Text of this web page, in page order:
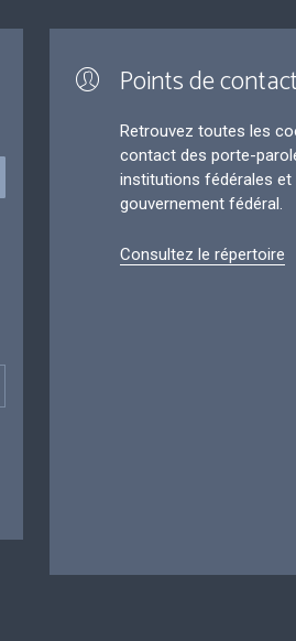
Points de contact
Retrouvez toutes les
contact des porte-
institutions fédérales et
gouvernement fédéral.
Consultez le répertoire